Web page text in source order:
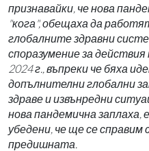
признавайки, че нова
"кога", обещаха да
глобалните здравни
споразумение за
2024 г., въпреки че бяха
допълнителни глобални
здраве и извънредни
нова пандемична
убедени, че ще се справим
предишната.